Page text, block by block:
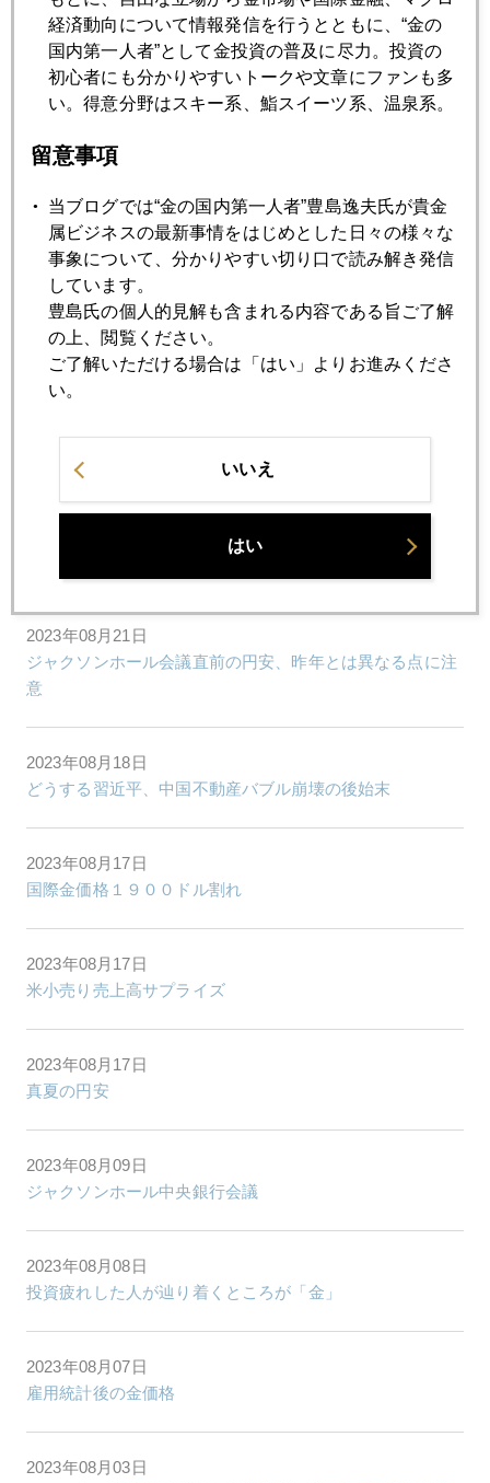
2023年08月30日
国内金小売価格１万円超え、売りか買いか
国内金小売価格１万円超え
2023年08月28日
パウエル氏「ゼロ回答」、サプライズ無し
2023年08月25日
ジャクソンホール中央銀行フォーラム始まる
2023年08月23日
トルコが有事の金 大量売却（読売新聞寄稿原文）
中国不動産バブル破綻とリーマンショックは異なる
2023年08月21日
ジャクソンホール会議直前の円安、昨年とは異なる点に注
意
2023年08月18日
どうする習近平、中国不動産バブル崩壊の後始末
2023年08月17日
国際金価格１９００ドル割れ
2023年08月17日
米小売り売上高サプライズ
2023年08月17日
真夏の円安
2023年08月09日
ジャクソンホール中央銀行会議
2023年08月08日
投資疲れした人が辿り着くところが「金」
2023年08月07日
雇用統計後の金価格
2023年08月03日
経済動向について情報発信を行うとともに、“金の
国内第一人者”として金投資の普及に尽力。投資の
初心者にも分かりやすいトークや文章にファンも多
い。得意分野はスキー系、鮨スイーツ系、温泉系。
留意事項
当ブログでは“金の国内第一人者”豊島逸夫氏が貴金
属ビジネスの最新事情をはじめとした日々の様々な
事象について、分かりやすい切り口で読み解き発信
しています。
豊島氏の個人的見解も含まれる内容である旨ご了解
の上、閲覧ください。
ご了解いただける場合は「はい」よりお進みくださ
い。
いいえ
はい